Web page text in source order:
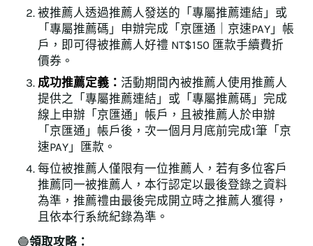
被推薦人透過推薦人發送的「專屬推薦連結」或
「專屬推薦碼」申辦完成「京匯通｜京速PAY」帳
戶，即可得被推薦人好禮 NT$150 匯款手續費折
價券。
成功推薦定義： 活動期間內被推薦人使用推薦人
提供之「專屬推薦連結」或「專屬推薦碼」完成
線上申辦「京匯通」帳戶，且被推薦人於申辦
「京匯通」帳戶後，次一個月月底前完成1筆「京
速PAY」匯款。
每位被推薦人僅限有一位推薦人，若有多位客戶
推薦同一被推薦人，本行認定以最後登錄之資料
為準，推薦禮由最後完成開立時之推薦人獲得，
且依本行系統紀錄為準。
🔵領取攻略：